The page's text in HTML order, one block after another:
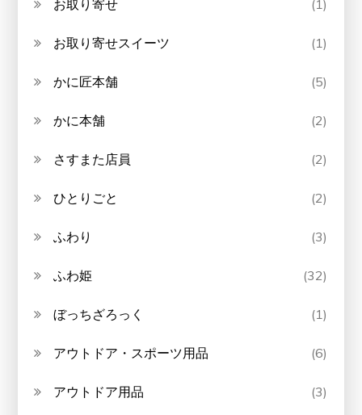
お取り寄せ (1)
お取り寄せスイーツ (1)
かに匠本舗 (5)
かに本舗 (2)
さすまた店員 (2)
ひとりごと (2)
ふわり (3)
ふわ姫 (32)
ぼっちざろっく (1)
アウトドア・スポーツ用品 (6)
アウトドア用品 (3)